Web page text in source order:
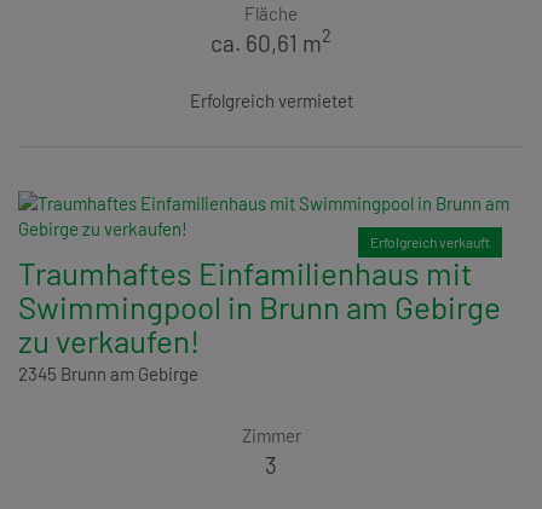
Fläche
ca. 60,61 m2
Erfolgreich vermietet
Erfolgreich verkauft
Traumhaftes Einfamilienhaus mit
Swimmingpool in Brunn am Gebirge
zu verkaufen!
2345 Brunn am Gebirge
Zimmer
3